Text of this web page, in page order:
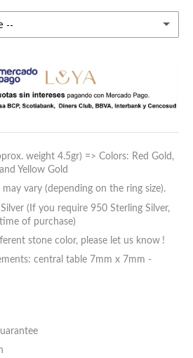
--
weight 4.5gr) => Colors: Red Gold,
Yellow Gold
vary (depending on the ring size).
(If you require 950 Sterling Silver,
of purchase)
stone color, please let us know !
central table 7mm x 7mm -